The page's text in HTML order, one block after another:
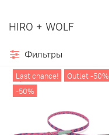
HIRO + WOLF
Фильтры
Last chance!
Outlet -50%
-50%